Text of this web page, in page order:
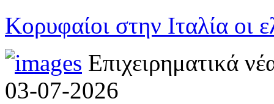
Κορυφαίοι στην Ιταλία οι
Επιχειρηματικά
03-07-2026